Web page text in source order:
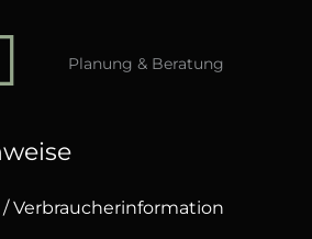
Planung & Beratung
/ Verbraucherinformation